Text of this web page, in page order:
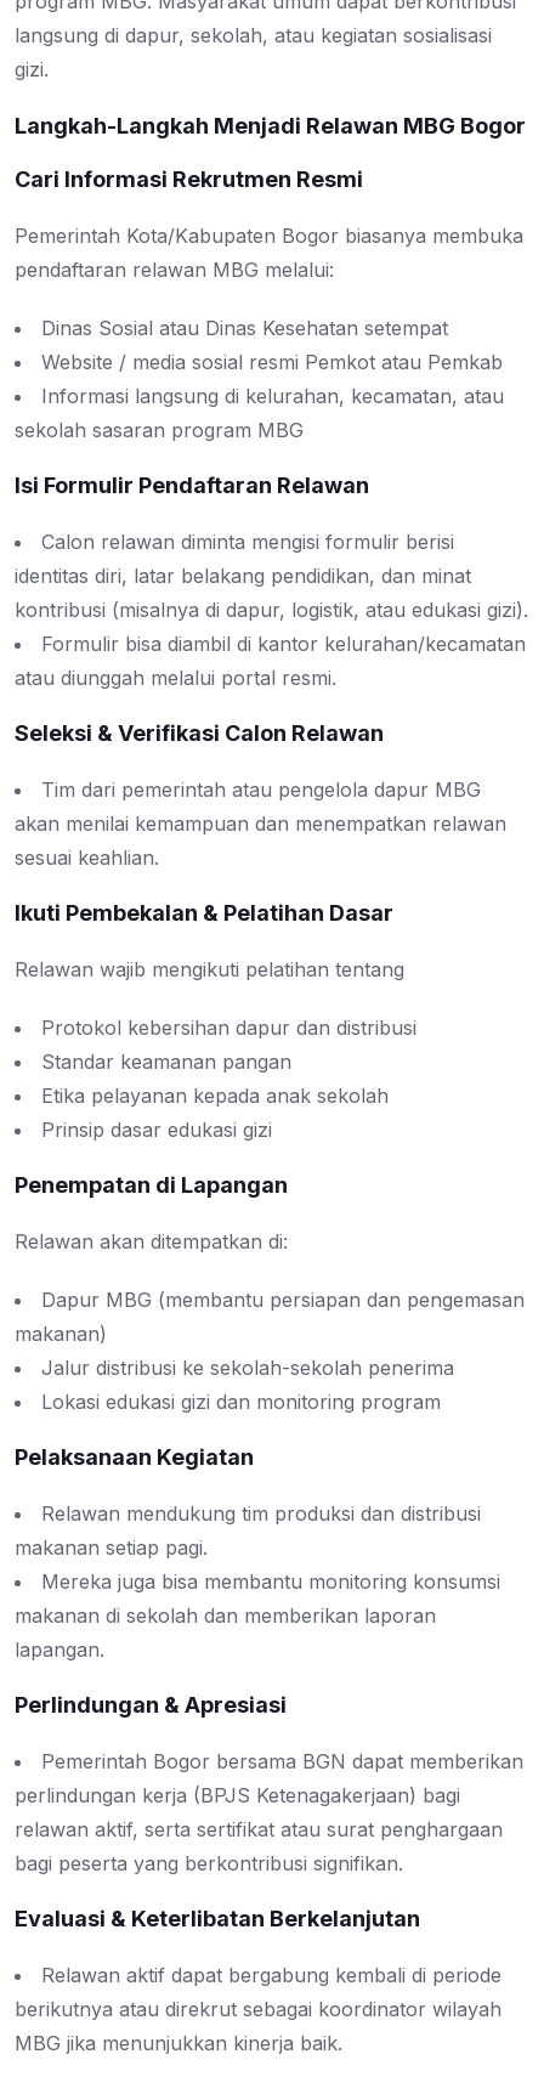
langsung di dapur, sekolah, atau kegiatan sosialisasi
gizi.
Langkah-Langkah Menjadi Relawan MBG Bogor
Cari Informasi Rekrutmen Resmi
Pemerintah Kota/Kabupaten Bogor biasanya membuka
pendaftaran relawan MBG melalui:
Dinas Sosial atau Dinas Kesehatan setempat
Website / media sosial resmi Pemkot atau Pemkab
Informasi langsung di kelurahan, kecamatan, atau
sekolah sasaran program MBG
Isi Formulir Pendaftaran Relawan
Calon relawan diminta mengisi formulir berisi
identitas diri, latar belakang pendidikan, dan minat
kontribusi (misalnya di dapur, logistik, atau edukasi gizi).
Formulir bisa diambil di kantor kelurahan/kecamatan
atau diunggah melalui portal resmi.
Seleksi & Verifikasi Calon Relawan
Tim dari pemerintah atau pengelola dapur MBG
akan menilai kemampuan dan menempatkan relawan
sesuai keahlian.
Ikuti Pembekalan & Pelatihan Dasar
Relawan wajib mengikuti pelatihan tentang
Protokol kebersihan dapur dan distribusi
Standar keamanan pangan
Etika pelayanan kepada anak sekolah
Prinsip dasar edukasi gizi
Penempatan di Lapangan
Relawan akan ditempatkan di:
Dapur MBG (membantu persiapan dan pengemasan
makanan)
Jalur distribusi ke sekolah-sekolah penerima
Lokasi edukasi gizi dan monitoring program
Pelaksanaan Kegiatan
Relawan mendukung tim produksi dan distribusi
makanan setiap pagi.
Mereka juga bisa membantu monitoring konsumsi
makanan di sekolah dan memberikan laporan
lapangan.
Perlindungan & Apresiasi
Pemerintah Bogor bersama BGN dapat memberikan
perlindungan kerja (BPJS Ketenagakerjaan) bagi
relawan aktif, serta sertifikat atau surat penghargaan
bagi peserta yang berkontribusi signifikan.
Evaluasi & Keterlibatan Berkelanjutan
Relawan aktif dapat bergabung kembali di periode
berikutnya atau direkrut sebagai koordinator wilayah
MBG jika menunjukkan kinerja baik.